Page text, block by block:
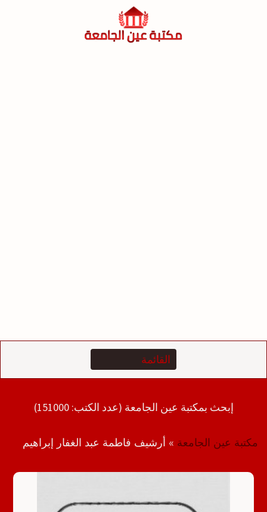
إبحث بمكتبة عين الجامعة (عدد الكتب: 151000)
مكتبة عين الجامعة » أرشيف فاطمة عبد الغفار إبراهيم